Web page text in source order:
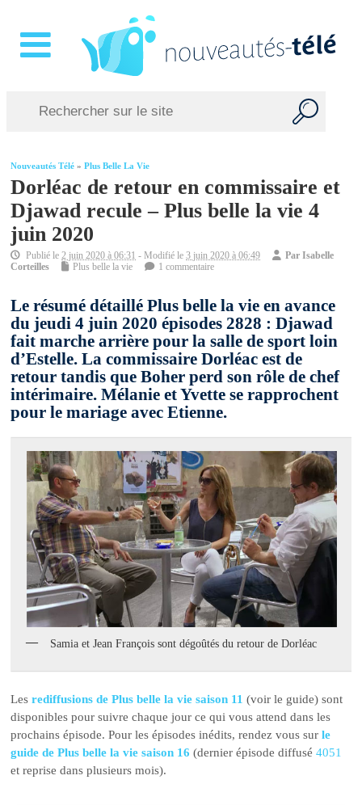
Nouveautés Télé »Plus Belle La Vie
Dorléac de retour en commissaire et
Djawad recule – Plus belle la vie 4
juin 2020
Publié le2 juin 2020 à 06:31 - Modifié le3 juin 2020 à 06:49 ParIsabelle
Corteilles
Plus belle la vie 1 commentaire
Le résumé détaillé Plus belle la vie en avance
du jeudi 4 juin 2020 épisodes 2828 : Djawad
fait marche arrière pour la salle de sport loin
d’Estelle. La commissaire Dorléac est de
retour tandis que Boher perd son rôle de chef
intérimaire. Mélanie et Yvette se rapprochent
pour le mariage avec Etienne.
Samia et Jean François sont dégoûtés du retour de Dorléac
Lesrediffusions de Plus belle la vie saison 11 (voir le guide) sont
disponibles pour suivre chaque jour ce qui vous attend dans les
prochains épisode. Pour les épisodes inédits, rendez vous surle
guide de Plus belle la vie saison 16 (dernier épisode diffusé4051
et reprise dans plusieurs mois).